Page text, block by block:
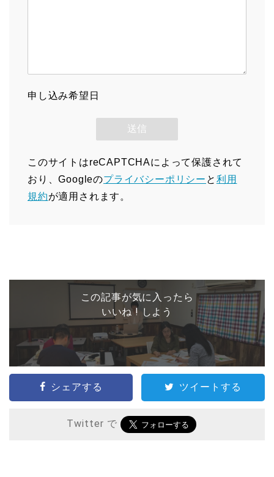
申し込み希望日
このサイトはreCAPTCHAによって保護されて
おり、Googleのプライバシーポリシー と 利用
規約が適用されます。
この記事が気に入ったら
いいね ! しよう
シェアする ツイートする
Twitter で